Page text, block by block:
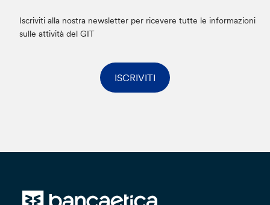
Iscriviti alla nostra newsletter per ricevere tutte le informazioni
sulle attività del GIT
ISCRIVITI